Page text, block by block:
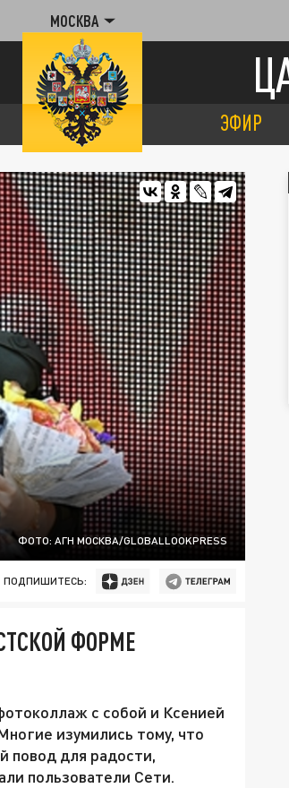
МОСКВА
ЭФИР
ФОТО: АГН МОСКВА/GLOBALLOOKPRESS
ПОДПИШИТЕСЬ:
ФОРМЕ
с собой и Ксенией
изумились тому, что
повод для радости,
пользователи Сети.